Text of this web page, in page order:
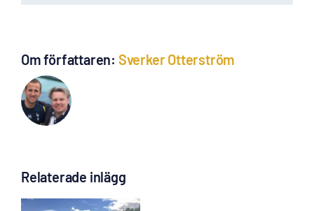
Om författaren: Sverker Otterström
Relaterade inlägg